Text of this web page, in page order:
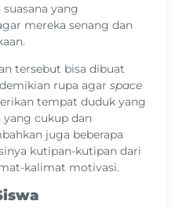
yang
mereka senang dan
tersebut bisa dibuat
rupa agar space
tempat duduk yang
yang cukup dan
juga beberapa
kutipan-kutipan dari
kalimat motivasi.